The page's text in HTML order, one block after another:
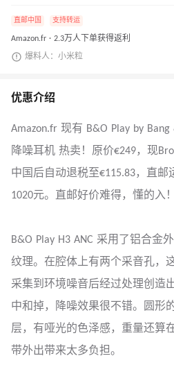
直邮中国 支持转运
Amazon.fr · 2.3万人下单获得返利
爆料人：小米粒
优惠介绍
Amazon.fr 现有 B&O Play by
降噪耳机 热卖！原价€249，现
中国后自动退税至€115.83，直邮
1020元。直邮好价难得，懂的入！
B&O Play H3 ANC 采用了铝合金
纹理。在腔体上有两个采音孔，
采集到环境噪音后经过处理创造
中和掉，降噪效果很不错。圆形
层，有哑光的色泽感，重量还算
带外出带来太多负担。